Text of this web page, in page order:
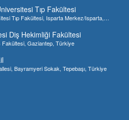
Tıp Fakültesi
Tıp Fakültesi, Isparta Merkez/Isparta,
Diş Hekimliği Fakültesi
Gaziantep, Türkiye
Bayramyeri Sokak, Tepebaşı, Türkiye